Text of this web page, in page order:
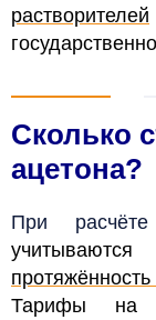
растворителей
Сколько
ацетона?
При
Тарифы на